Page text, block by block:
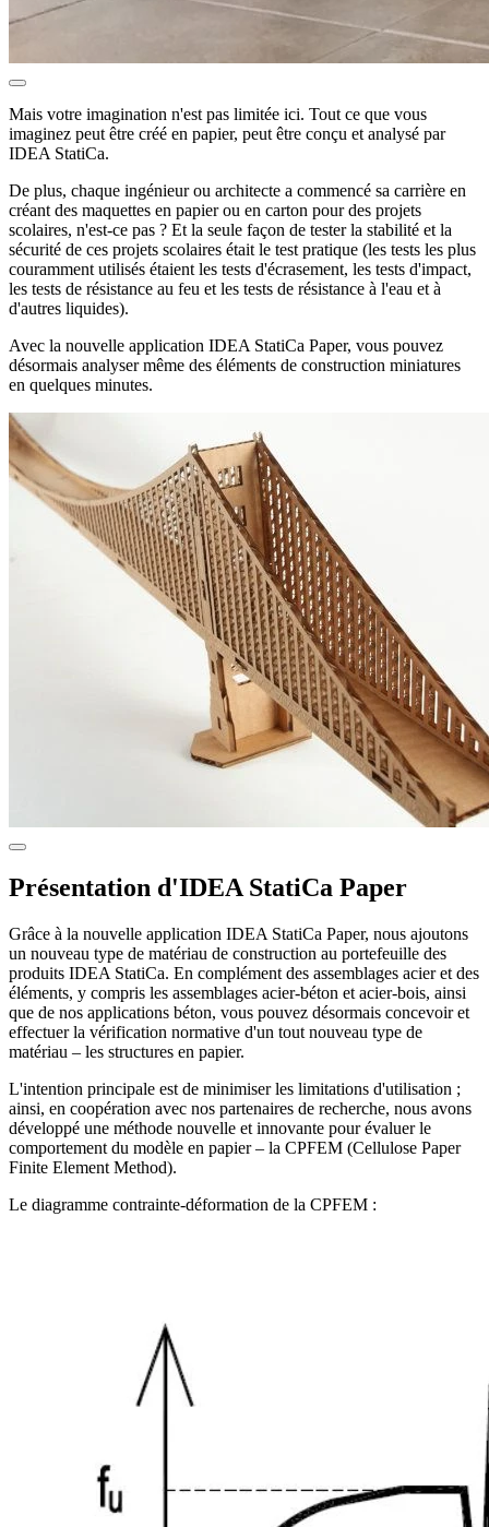
Mais votre imagination n'est pas limitée ici. Tout ce que vous
imaginez peut être créé en papier, peut être conçu et analysé par
IDEA StatiCa.
De plus, chaque ingénieur ou architecte a commencé sa carrière en
créant des maquettes en papier ou en carton pour des projets
scolaires, n'est-ce pas ? Et la seule façon de tester la stabilité et la
sécurité de ces projets scolaires était le test pratique (les tests les plus
couramment utilisés étaient les tests d'écrasement, les tests d'impact,
les tests de résistance au feu et les tests de résistance à l'eau et à
d'autres liquides).
Avec la nouvelle application IDEA StatiCa Paper, vous pouvez
désormais analyser même des éléments de construction miniatures
en quelques minutes.
Présentation d'IDEA StatiCa Paper
Grâce à la nouvelle application IDEA StatiCa Paper, nous ajoutons
un nouveau type de matériau de construction au portefeuille des
produits IDEA StatiCa. En complément des assemblages acier et des
éléments, y compris les assemblages acier-béton et acier-bois, ainsi
que de nos applications béton, vous pouvez désormais concevoir et
effectuer la vérification normative d'un tout nouveau type de
matériau – les structures en papier.
L'intention principale est de minimiser les limitations d'utilisation ;
ainsi, en coopération avec nos partenaires de recherche, nous avons
développé une méthode nouvelle et innovante pour évaluer le
comportement du modèle en papier – la CPFEM (Cellulose Paper
Finite Element Method).
Le diagramme contrainte-déformation de la CPFEM :